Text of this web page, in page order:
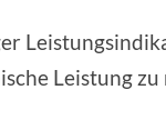
Leistung